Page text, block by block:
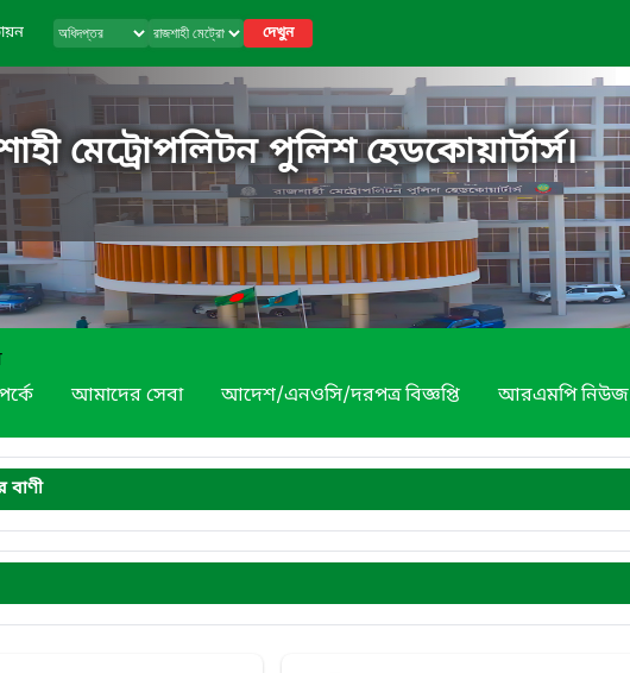
দেখুন
মেট্রোপলিটন পুলিশ হেডকোয়ার্টার্স।
আমাদের সেবা আদেশ/এনওসি/দরপত্র বিজ্ঞপ্তি আরএমপি নিউজ
বাণী